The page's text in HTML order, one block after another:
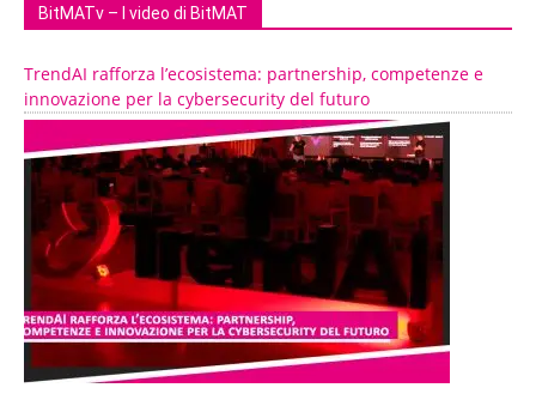
BitMATv – I video di BitMAT
TrendAI rafforza l’ecosistema: partnership, competenze e
innovazione per la cybersecurity del futuro